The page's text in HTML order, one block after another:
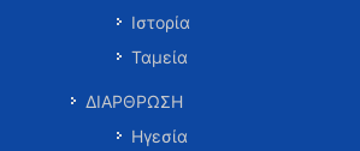
Ιστορία
Ταμεία
ΔΙΑΡΘΡΩΣΗ
Ηγεσία